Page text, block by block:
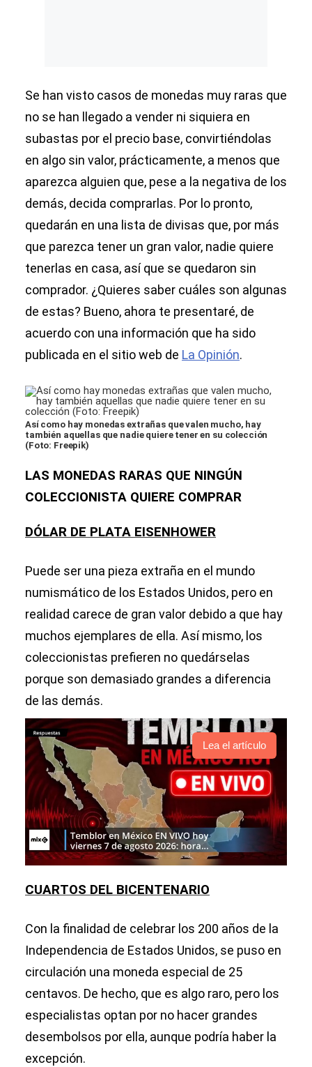
Se han visto casos de monedas muy raras que
no se han llegado a vender ni siquiera en
subastas por el precio base, convirtiéndolas
en algo sin valor, prácticamente, a menos que
aparezca alguien que, pese a la negativa de los
demás, decida comprarlas. Por lo pronto,
quedarán en una lista de divisas que, por más
que parezca tener un gran valor, nadie quiere
tenerlas en casa, así que se quedaron sin
comprador. ¿Quieres saber cuáles son algunas
de estas? Bueno, ahora te presentaré, de
acuerdo con una información que ha sido
publicada en el sitio web de La Opinión.
Así como hay monedas extrañas que valen mucho, hay
también aquellas que nadie quiere tener en su colección
(Foto: Freepik)
LAS MONEDAS RARAS QUE NINGÚN
COLECCIONISTA QUIERE COMPRAR
DÓLAR DE PLATA EISENHOWER
Puede ser una pieza extraña en el mundo
numismático de los Estados Unidos, pero en
realidad carece de gran valor debido a que hay
muchos ejemplares de ella. Así mismo, los
coleccionistas prefieren no quedárselas
porque son demasiado grandes a diferencia
de las demás.
Lea el artículo
CUARTOS DEL BICENTENARIO
Con la finalidad de celebrar los 200 años de la
Independencia de Estados Unidos, se puso en
circulación una moneda especial de 25
centavos. De hecho, que es algo raro, pero los
especialistas optan por no hacer grandes
desembolsos por ella, aunque podría haber la
excepción.